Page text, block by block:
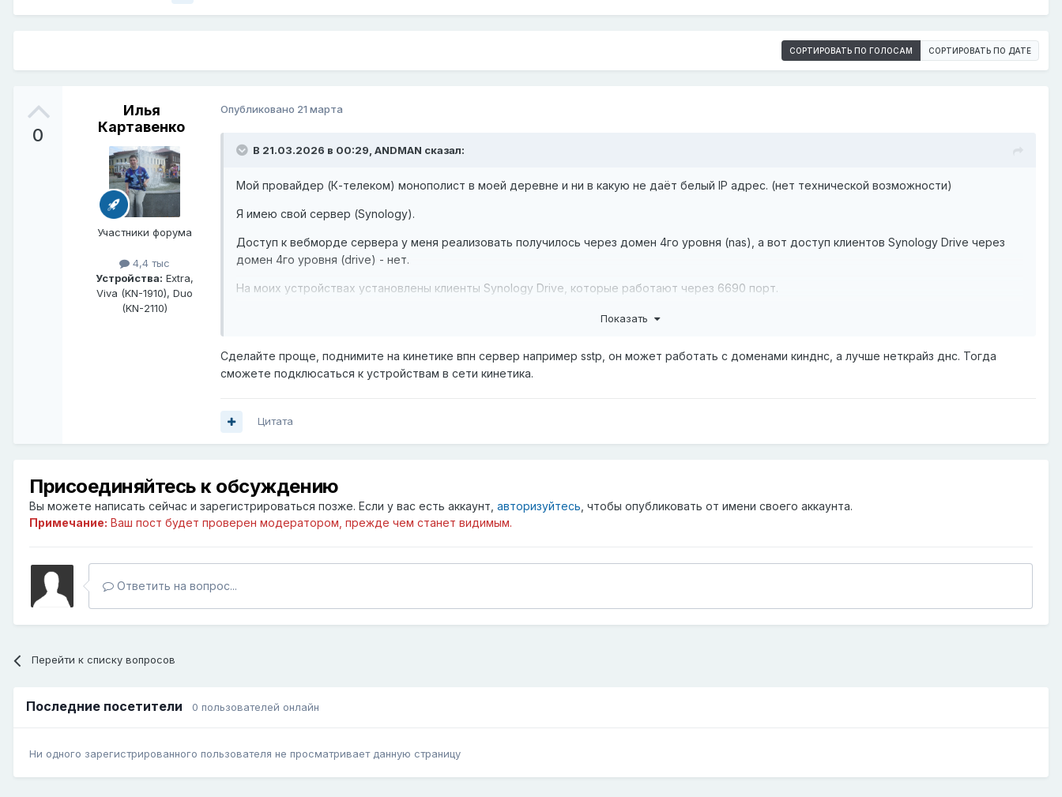
СОРТИРОВАТЬ ПО ГОЛОСАМ СОРТИРОВАТЬ ПО ДАТЕ
0
Илья
Картавенко
Участники форума
4,4 тыс
Устройства: Extra,
Viva (KN-1910), Duo
(KN-2110)
Опубликовано 21 марта
В 21.03.2026 в 00:29, ANDMAN сказал:
Мой провайдер (К-телеком) монополист в моей деревне и ни в какую не даёт белый IP адрес. (нет технической возможности)
Я имею свой сервер (Synology).
Доступ к вебморде сервера у меня реализовать получилось через домен 4го уровня (nas), а вот доступ клиентов Synology Drive через
домен 4го уровня (drive) - нет.
На моих устройствах установлены клиенты Synology Drive, которые работают через 6690 порт.
Показать
Сделайте проще, поднимите на кинетике впн сервер например sstp, он может работать с доменами кинднс, а лучше неткрайз днс. Тогда
сможете подклюсаться к устройствам в сети кинетика.
Цитата
Присоединяйтесь к обсуждению
Вы можете написать сейчас и зарегистрироваться позже. Если у вас есть аккаунт, авторизуйтесь , чтобы опубликовать от имени своего аккаунта.
Примечание: Ваш пост будет проверен модератором, прежде чем станет видимым.
Ответить на вопрос...
Перейти к списку вопросов
Последние посетители 0 пользователей онлайн
Ни одного зарегистрированного пользователя не просматривает данную страницу